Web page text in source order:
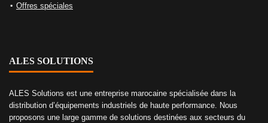
Offres spéciales
ALES SOLUTIONS
ALES Solutions est une entreprise marocaine spécialisée dans la
distribution d’équipements industriels de haute performance. Nous
proposons une large gamme de solutions destinées aux secteurs du